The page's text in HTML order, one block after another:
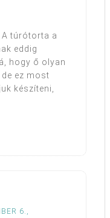
A túrótorta a
eddig
hogy ő olyan
ez most
készíteni,
6.,